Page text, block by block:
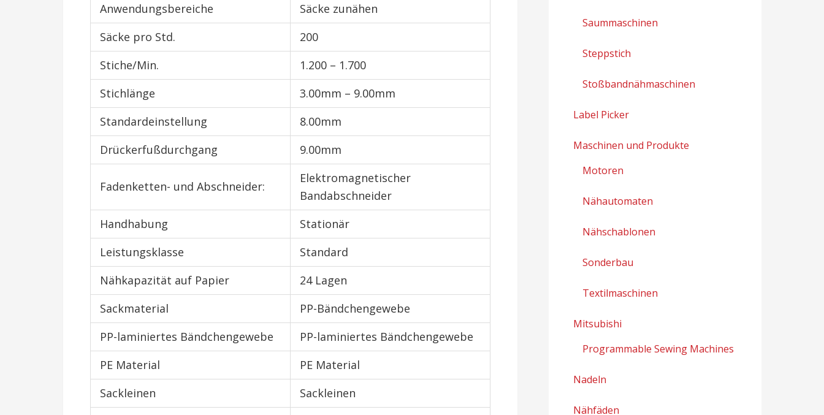
Anwendungsbereiche
Säcke zunähen
Säcke pro Std.
200
Stiche/Min.
1.200 – 1.700
Stichlänge
3.00mm – 9.00mm
Standardeinstellung
8.00mm
Drückerfußdurchgang
9.00mm
Fadenketten- und Abschneider:
Elektromagnetischer
Bandabschneider
Handhabung
Stationär
Leistungsklasse
Standard
Nähkapazität auf Papier
24 Lagen
Sackmaterial
PP-Bändchengewebe
PP-laminiertes Bändchengewebe
PP-laminiertes Bändchengewebe
PE Material
PE Material
Sackleinen
Sackleinen
Saummaschinen
Steppstich
Stoßbandnähmaschinen
Label Picker
Maschinen und Produkte
Motoren
Nähautomaten
Nähschablonen
Sonderbau
Textilmaschinen
Mitsubishi
Programmable Sewing Machines
Nadeln
Nähfäden